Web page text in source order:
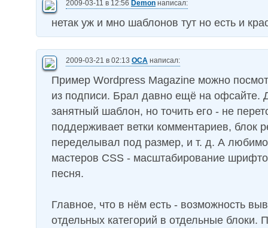
2009-03-11 в 12:56 Demon написал:
нетак уж и мно шаблонов тут но есть и
2009-03-21 в 02:13 OCA написал:
Пример Wordpress Magazine можно
из подписи. Брал давно ещё на офсайте.
занятный шаблон, но точить его - не
поддерживает ветки комментариев, блок
переделывал под размер, и т. д. А
мастеров CSS - масштабирование
песня.
Главное, что в нём есть - возможность
отдельных категорий в отдельные блоки.